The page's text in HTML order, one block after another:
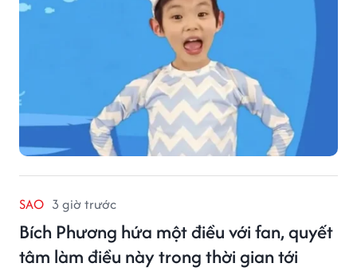
SAO 3 giờ trước
Bích Phương hứa một điều với fan, quyết
tâm làm điều này trong thời gian tới